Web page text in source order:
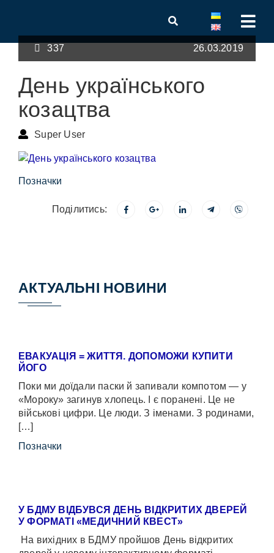
337 26.03.2019
День українського
козацтва
Super User
Позначки
Поділитись:
АКТУАЛЬНІ НОВИНИ
ЕВАКУАЦІЯ = ЖИТТЯ. ДОПОМОЖИ КУПИТИ
ЙОГО
Поки ми доїдали паски й запивали компотом — у
«Мороку» загинув хлопець. І є поранені. Це не
військові цифри. Це люди. З іменами. З родинами,
[…]
Позначки
У БДМУ ВІДБУВСЯ ДЕНЬ ВІДКРИТИХ ДВЕРЕЙ
У ФОРМАТІ «МЕДИЧНИЙ КВЕСТ»
На вихідних в БДМУ пройшов День відкритих